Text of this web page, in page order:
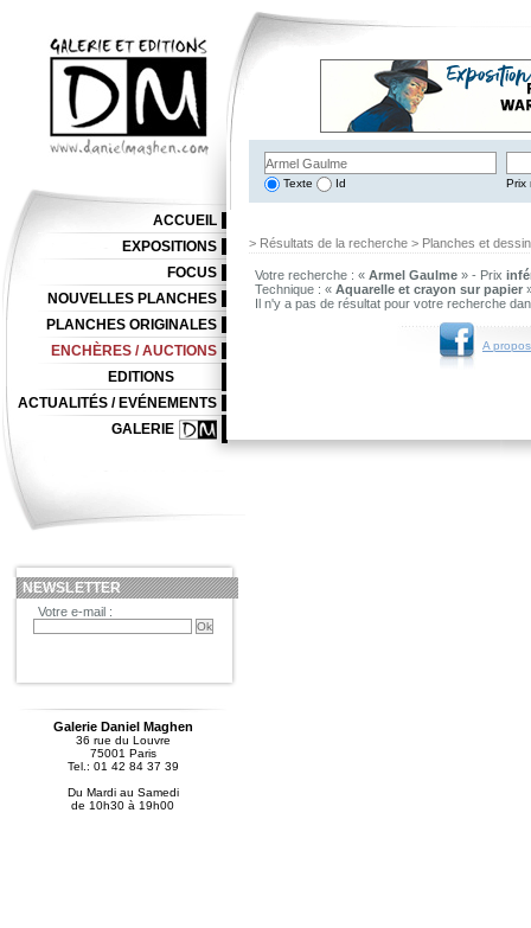
Texte Id Prix
> Résultats de la recherche > Planches et
Votre recherche : « Armel Gaulme » - Prix
Technique : « Aquarelle et crayon sur papier
Il n'y a pas de résultat pour votre recherche
A
ACCUEIL
EXPOSITIONS
FOCUS
NOUVELLES PLANCHES
PLANCHES ORIGINALES
ENCHÈRES / AUCTIONS
EDITIONS
ACTUALITÉS / EVÉNEMENTS
GALERIE
NEWSLETTER
Votre e-mail :
Galerie Daniel Maghen
36 rue du Louvre
75001 Paris
Tel.: 01 42 84 37 39
Du Mardi au Samedi
de 10h30 à 19h00